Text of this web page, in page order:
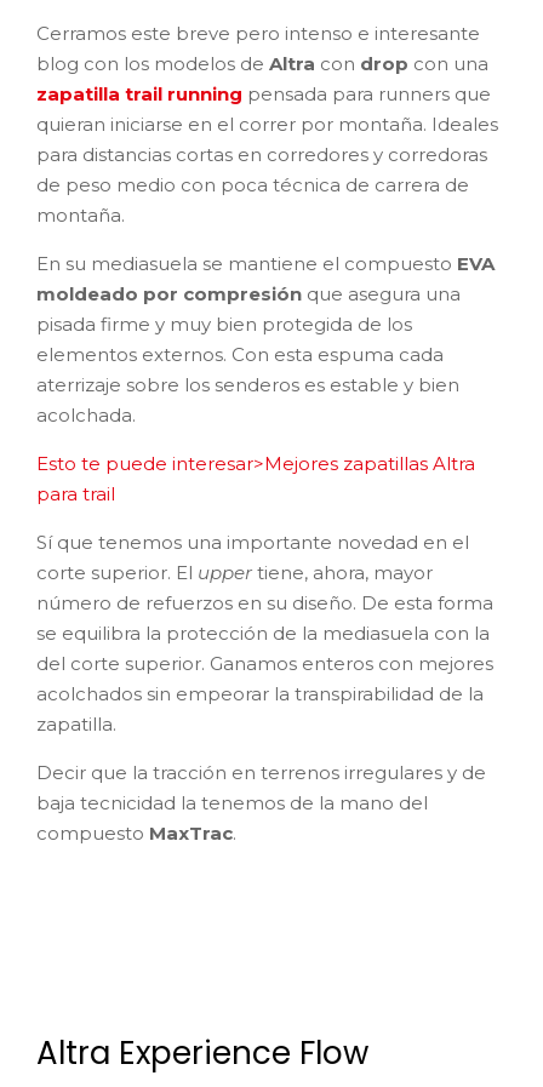
Cerramos este breve pero intenso e interesante
blog con los modelos de Altra con drop con una
zapatilla trail running pensada para runners que
quieran iniciarse en el correr por montaña. Ideales
para distancias cortas en corredores y corredoras
de peso medio con poca técnica de carrera de
montaña.
En su mediasuela se mantiene el compuesto EVA
moldeado por compresión que asegura una
pisada firme y muy bien protegida de los
elementos externos. Con esta espuma cada
aterrizaje sobre los senderos es estable y bien
acolchada.
Esto te puede interesar>Mejores zapatillas Altra
para trail
Sí que tenemos una importante novedad en el
corte superior. El upper tiene, ahora, mayor
número de refuerzos en su diseño. De esta forma
se equilibra la protección de la mediasuela con la
del corte superior. Ganamos enteros con mejores
acolchados sin empeorar la transpirabilidad de la
zapatilla.
Decir que la tracción en terrenos irregulares y de
baja tecnicidad la tenemos de la mano del
compuesto MaxTrac.
Altra Experience Flow